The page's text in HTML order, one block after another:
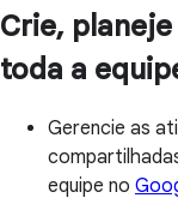
Crie,
toda a
Gerencie as
equipe no